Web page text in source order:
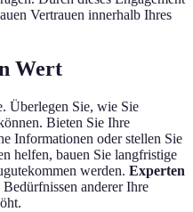
Vertrauen innerhalb Ihres
Wert
Überlegen Sie, wie Sie
Bieten Sie Ihre
Informationen oder stellen Sie
helfen, bauen Sie langfristige
werden. Experten
anderer Ihre